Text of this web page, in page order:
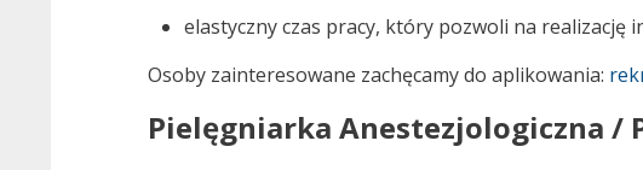
elastyczny czas pracy, który pozwoli na realizację
Osoby zainteresowane zachęcamy do aplikowania:
Pielęgniarka Anestezjologiczna /